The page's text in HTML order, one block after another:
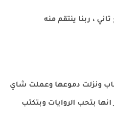
، ربنا ينتقم منه
ونزلت دموعها وعملت شاي
بتحب الروايات وبتكتب